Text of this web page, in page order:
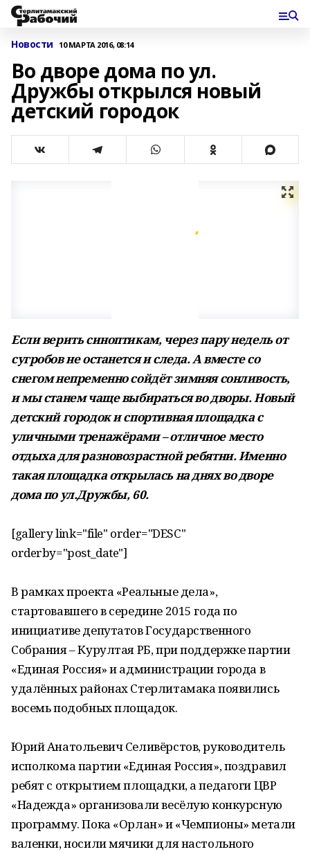
Новости 10 МАРТА 2016, 08:14
Во дворе дома по ул.
Дружбы открылся новый
детский городок
Если верить синоптикам, через пару недель от
сугробов не останется и следа. А вместе со
снегом непременно сойдёт зимняя сонливость,
и мы станем чаще выбираться во дворы. Новый
детский городок и спортивная площадка с
уличными тренажёрами – отличное место
отдыха для разновозрастной ребятни. Именно
такая площадка открылась на днях во дворе
дома по ул.Дружбы, 60.
[gallery link="file" order="DESC"
orderby="post_date"]
В рамках проекта «Реальные дела»,
стартовавшего в середине 2015 года по
инициативе депутатов Государственного
Собрания – Курултая РБ, при поддержке партии
«Единая Россия» и администрации города в
удалённых районах Стерлитамака появились
восемь подобных площадок.
Юрий Анатольевич Селивёрстов, руководитель
исполкома партии «Единая Россия», поздравил
ребят с открытием площадки, а педагоги ЦВР
«Надежда» организовали весёлую конкурсную
программу. Пока «Орлан» и «Чемпионы» метали
валенки, носили мячики для настольного